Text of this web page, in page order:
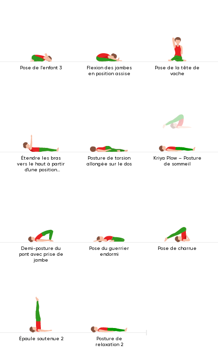
Pose de l'enfant 3
Flexion des jambes
en position assise
Pose de la tête de
vache
Étendre les bras
vers le haut à partir
d'une position
Posture de torsion
allongée sur le dos
Kriya Plow – Posture
de sommeil
Demi-posture du
pont avec prise de
jambe
Pose du guerrier
endormi
Pose de charrue
Épaule soutenue 2
Posture de
relaxation 2